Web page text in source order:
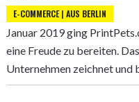
E-COMMERCE | AUS BERLIN
Januar 2019 ging
eine Freude zu bereiten.
Unternehmen zeichnet und